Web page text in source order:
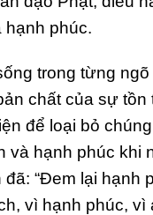
phúc.
trong từng
chất của sự
để loại bỏ
hạnh phúc khi
“Đem lại hạnh
vì hạnh phúc, vì